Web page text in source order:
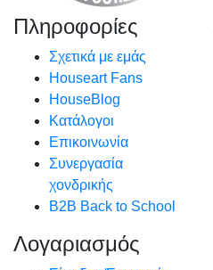
Πληροφορίες
Σχετικά με εμάς
Houseart Fans
HouseBlog
Κατάλογοι
Επικοινωνία
Συνεργασία
χονδρικής
B2B Back to School
Λογαριασμός